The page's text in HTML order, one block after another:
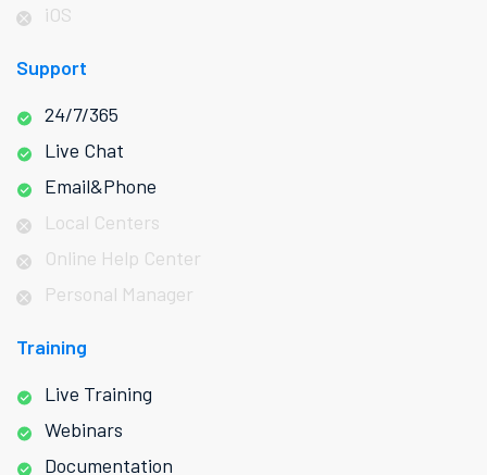
iOS
Support
24/7/365
Live Chat
Email&Phone
Local Centers
Online Help Center
Personal Manager
Training
Live Training
Webinars
Documentation